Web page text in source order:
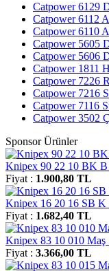
Catpower 6129
Catpower 6112
Catpower 6110
Catpower 5605
Catpower 5606
Catpower 1811
Catpower 7226
Catpower 7216
Catpower 7116
Catpower 3502
Sponsor Ürünler
Knipex 90 22 10 BK B
Fiyat : 1.900,80 TL
Knipex 16 20 16 SB K
Fiyat : 1.682,40 TL
Knipex 83 10 010 Maş
Fiyat : 3.366,00 TL